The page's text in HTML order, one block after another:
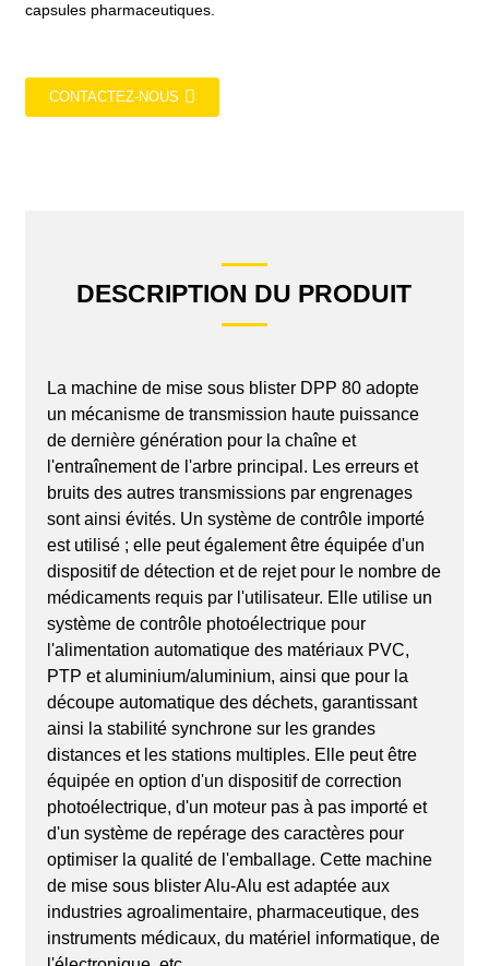
capsules pharmaceutiques.
CONTACTEZ-NOUS
DESCRIPTION DU PRODUIT
La machine de mise sous blister DPP 80 adopte
un mécanisme de transmission haute puissance
de dernière génération pour la chaîne et
l'entraînement de l'arbre principal. Les erreurs et
bruits des autres transmissions par engrenages
sont ainsi évités. Un système de contrôle importé
est utilisé ; elle peut également être équipée d'un
dispositif de détection et de rejet pour le nombre de
médicaments requis par l'utilisateur. Elle utilise un
système de contrôle photoélectrique pour
l'alimentation automatique des matériaux PVC,
PTP et aluminium/aluminium, ainsi que pour la
découpe automatique des déchets, garantissant
ainsi la stabilité synchrone sur les grandes
distances et les stations multiples. Elle peut être
équipée en option d'un dispositif de correction
photoélectrique, d'un moteur pas à pas importé et
d'un système de repérage des caractères pour
optimiser la qualité de l'emballage. Cette machine
de mise sous blister Alu-Alu est adaptée aux
industries agroalimentaire, pharmaceutique, des
instruments médicaux, du matériel informatique, de